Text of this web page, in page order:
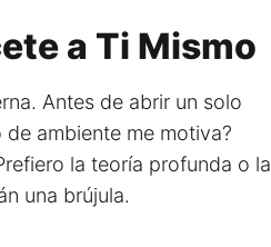
a Ti Mismo
Antes de abrir un solo
ambiente me motiva?
la teoría profunda o la
una brújula.